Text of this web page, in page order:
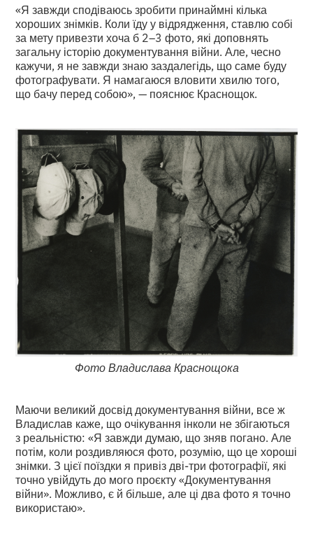
«Я завжди сподіваюсь зробити принаймні кілька
хороших знімків. Коли їду у відрядження, ставлю собі
за мету привезти хоча б 2–3 фото, які доповнять
загальну історію документування війни. Але, чесно
кажучи, я не завжди знаю заздалегідь, що саме буду
фотографувати. Я намагаюся вловити хвилю того,
що бачу перед собою», — пояснює Краснощок.
Фото Владислава Краснощока
Маючи великий досвід документування війни, все ж
Владислав каже, що очікування інколи не збігаються
з реальністю: «Я завжди думаю, що зняв погано. Але
потім, коли роздивляюся фото, розумію, що це хороші
знімки. З цієї поїздки я привіз дві-три фотографії, які
точно увійдуть до мого проєкту «Документування
війни». Можливо, є й більше, але ці два фото я точно
використаю».